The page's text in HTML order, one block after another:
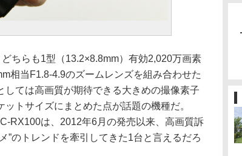
ちらも1型（13.2×8.8mm）有効2,020万画素
相当F1.8-4.9のズームレンズを組み合わせた
ては高画質が期待できる大きめの撮像素子
トサイズにまとめた点が話題の機種だ。
RX100は、2012年6月の発売以来、高画質訴
”のトレンドを牽引してきた1台と言えるだろ